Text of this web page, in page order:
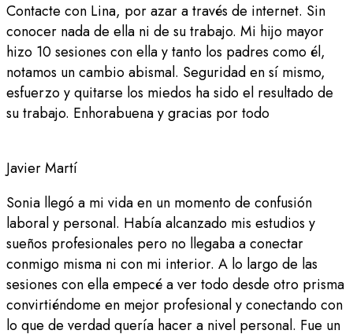
Contacte con Lina, por azar a través de internet. Sin
conocer nada de ella ni de su trabajo. Mi hijo mayor
hizo 10 sesiones con ella y tanto los padres como él,
notamos un cambio abismal. Seguridad en sí mismo,
esfuerzo y quitarse los miedos ha sido el resultado de
su trabajo. Enhorabuena y gracias por todo
Javier Martí
Sonia llegó a mi vida en un momento de confusión
laboral y personal. Había alcanzado mis estudios y
sueños profesionales pero no llegaba a conectar
conmigo misma ni con mi interior. A lo largo de las
sesiones con ella empecé a ver todo desde otro prisma
convirtiéndome en mejor profesional y conectando con
lo que de verdad quería hacer a nivel personal. Fue un